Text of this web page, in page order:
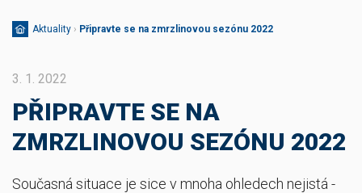
Aktuality › Připravte se na zmrzlinovou sezónu 2022
3. 1. 2022
PŘIPRAVTE SE NA
ZMRZLINOVOU SEZÓNU 2022
Současná situace je sice v mnoha ohledech nejistá -